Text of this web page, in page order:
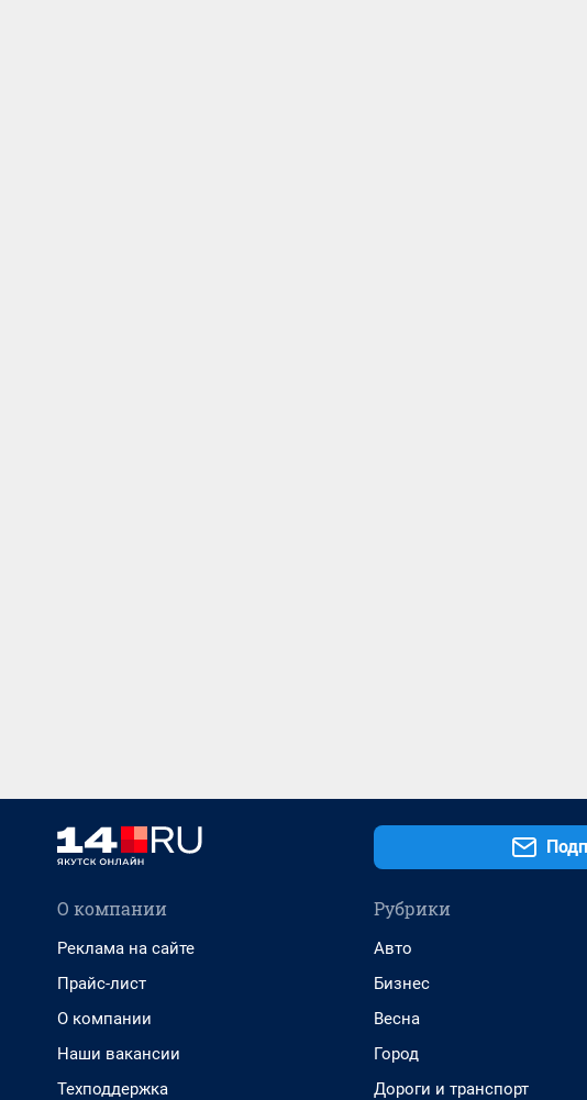
О компании
Реклама на сайте
Прайс-лист
О компании
Наши вакансии
Техподдержка
Рубрики
Авто
Бизнес
Весна
Город
Дороги и транспорт